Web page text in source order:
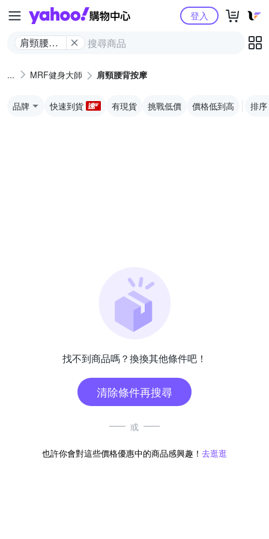
Yahoo購物中心
肩頸腰背
登入
MRF健身大師 肩頸腰背按摩
品牌 快速到貨 有現貨 挑戰低價 價格低到高 排序
找不到商品嗎？換換其他條件吧！
清除條件再搜尋
或
也許你會對這些價格優惠中的商品感興趣！ 去逛逛